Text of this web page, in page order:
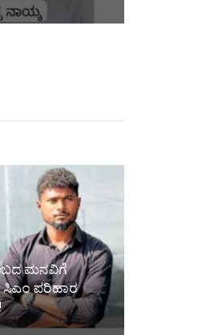
ಮನವಿಗೆ
ಸಿಎಂ ಪರಿಹಾರ